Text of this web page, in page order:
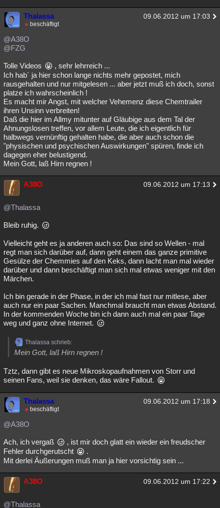
Thalassa 09.06.2012 um 17:03
beschäftigt
@A38O
@FZG
Tolle Videos
, sehr lehrreich ...
Ich hab´ ja hier schon lange nichts mehr gepostet, mich
rausgehalten und nur mitgelesen ... aber jetzt muß ich doch, sonst
platze ich wahrscheinlich !
Es macht mir Angst, mit welcher Vehemenz diese Chemtrailer
ihren Unsinn verbreiten!
Daß die hier im Allmy mitunter auf Gläubige aus dem Tal der
Ahnungslosen treffen, vor allem Leute, die ich eigentlich für
halbwegs vernünftig gehalten habe, die aber auch schon die
"physischen und psychischen Auswirkungen" spüren, finde ich
dagegen eher belustigend.
Mein Gott, laß Hirn regnen !
A38O 09.06.2012 um 17:13
@Thalassa
Bleib ruhig.
Vielleicht geht es ja anderen auch so: Das sind so Wellen - mal
regt man sich darüber auf, dann geht einem das ganze primitive
Gesülze der Chemmies auf den Keks, dann lacht man mal wieder
darüber und dann beschäftigt man sich mal etwas weniger mit den
Märchen.
Ich bin gerade in der Phase, in der ich mal fast nur mitlese, aber
auch nur ein paar Sachen. Manchmal braucht man etwas Abstand.
In der kommenden Woche bin ich dann auch mal ein paar Tage
weg und ganz ohne Internet.
Thalassa schrieb:
Mein Gott, laß Hirn regnen !
Tztz, dann gibt es neue Mikroskopaufnahmen von Storr und
seinen Fans, weil sie denken, das wäre Fallout.
Thalassa 09.06.2012 um 17:18
beschäftigt
@A38O
Ach, ich vergaß
, ist mir doch glatt ein wieder ein freudscher
Fehler durchgerutscht
.
Mit derlei Äußerungen muß man ja hier vorsichtig sein ...
A38O 09.06.2012 um 17:22
@Thalassa